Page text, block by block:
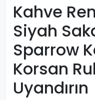
Kahve
Siyah
Sparrow
Korsan
Uyandırın